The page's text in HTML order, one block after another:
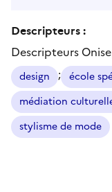
Descripteurs :
Descripteurs
design ; école
médiation
stylisme de mode